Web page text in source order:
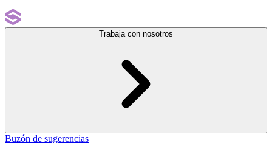
Trabaja con nosotros
Buzón de sugerencias